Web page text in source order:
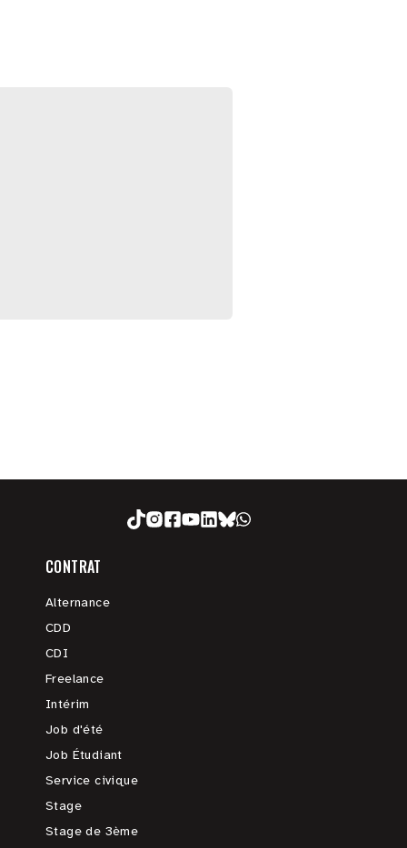
CONTRAT
Alternance
CDD
CDI
Freelance
Intérim
Job d'été
Job Étudiant
Service civique
Stage
Stage de 3ème